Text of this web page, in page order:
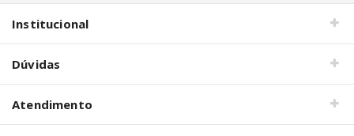
Institucional
Dúvidas
Atendimento